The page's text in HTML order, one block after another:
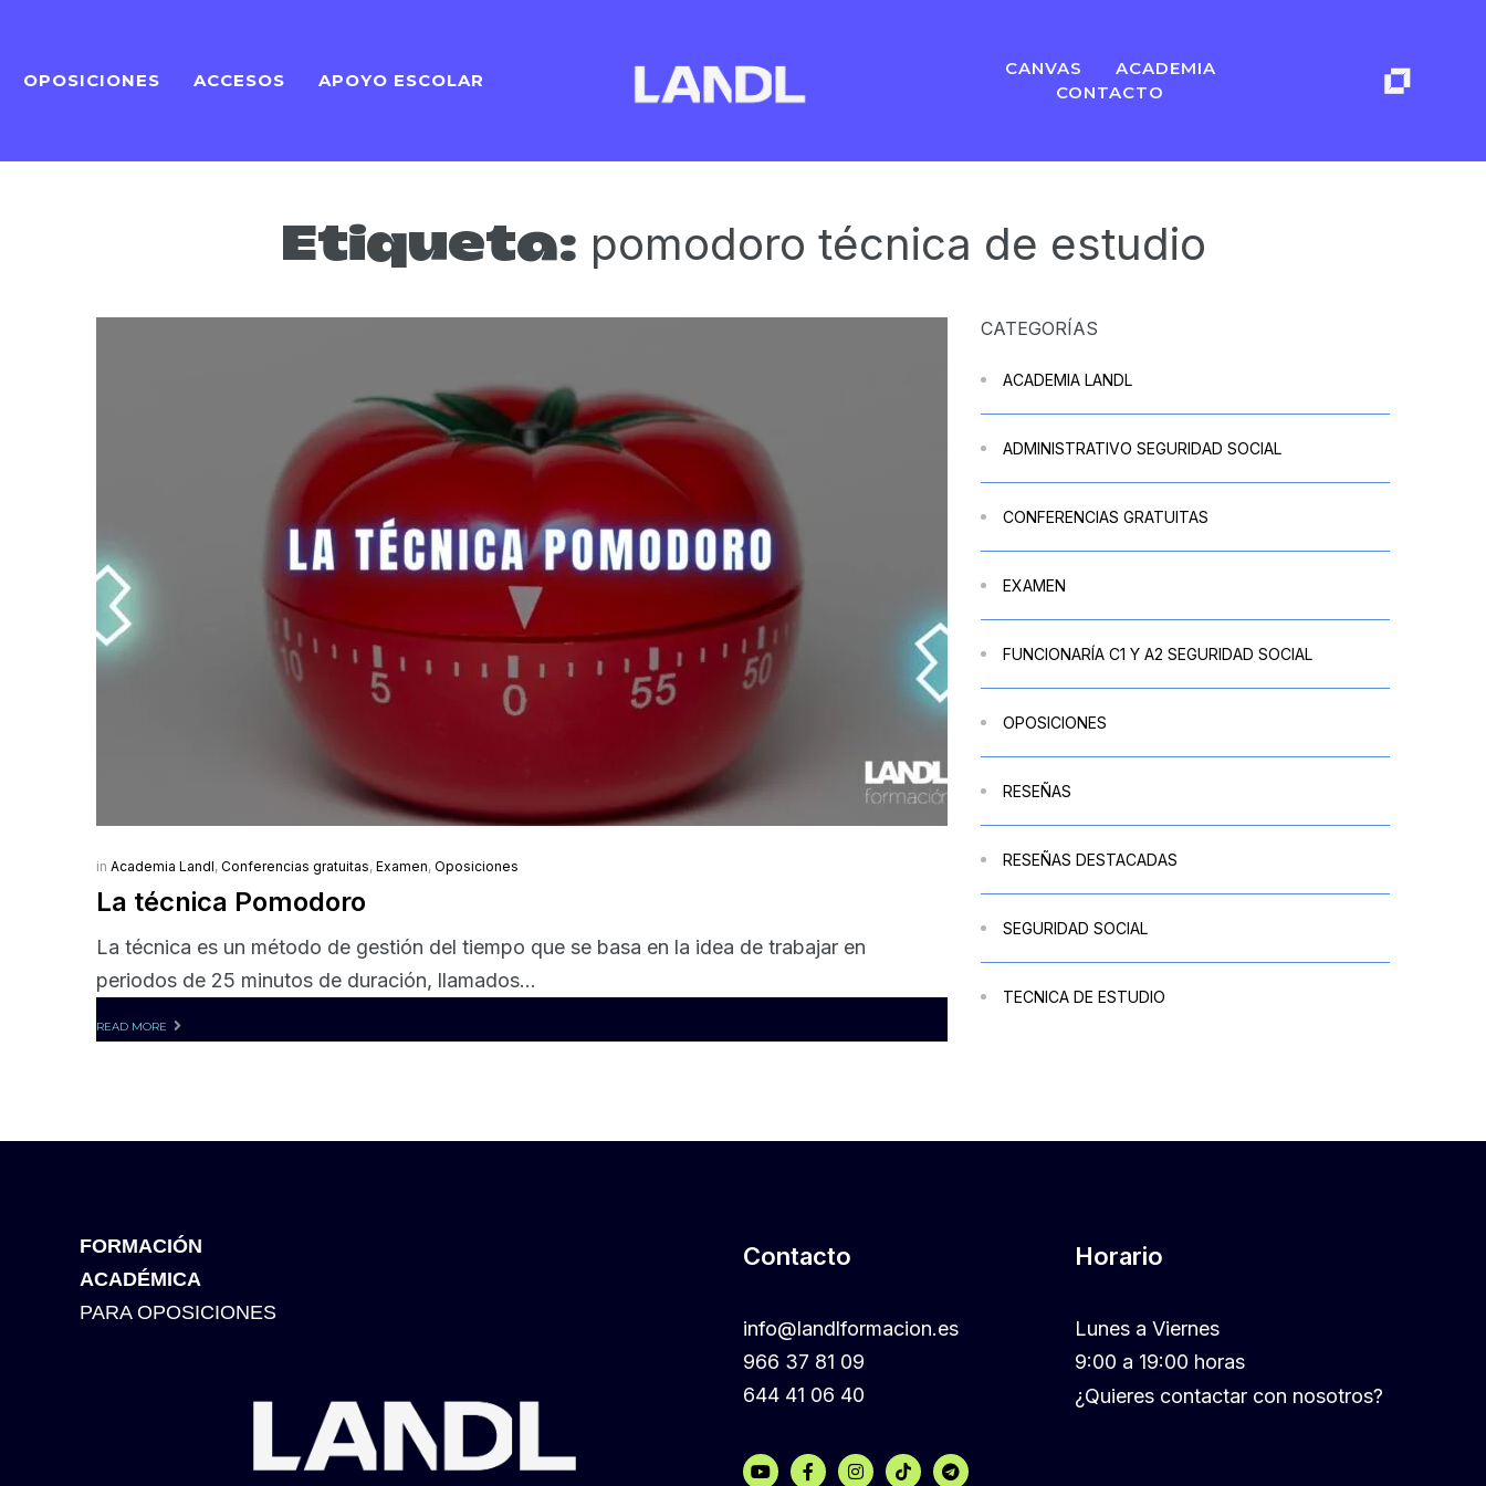
OPOSICIONES ACCESOS APOYO ESCOLAR
CANVAS
ACADEMIA
CONTACTO
Etiqueta: pomodoro técnica de estudio
in Academia Landl, Conferencias gratuitas, Examen, Oposiciones
La técnica Pomodoro
La técnica es un método de gestión del tiempo que se basa en la idea de trabajar en
periodos de 25 minutos de duración, llamados...
READ MORE
CATEGORÍAS
ACADEMIA LANDL
ADMINISTRATIVO SEGURIDAD SOCIAL
CONFERENCIAS GRATUITAS
EXAMEN
FUNCIONARÍA C1 Y A2 SEGURIDAD SOCIAL
OPOSICIONES
RESEÑAS
RESEÑAS DESTACADAS
SEGURIDAD SOCIAL
TECNICA DE ESTUDIO
FORMACIÓN
ACADÉMICA
PARA OPOSICIONES
Contacto
info@landlformacion.es
966 37 81 09
644 41 06 40
Horario
Lunes a Viernes
9:00 a 19:00 horas
¿Quieres contactar con nosotros?